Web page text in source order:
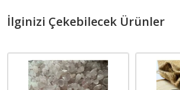
İlginizi Çekebilecek Ürünler